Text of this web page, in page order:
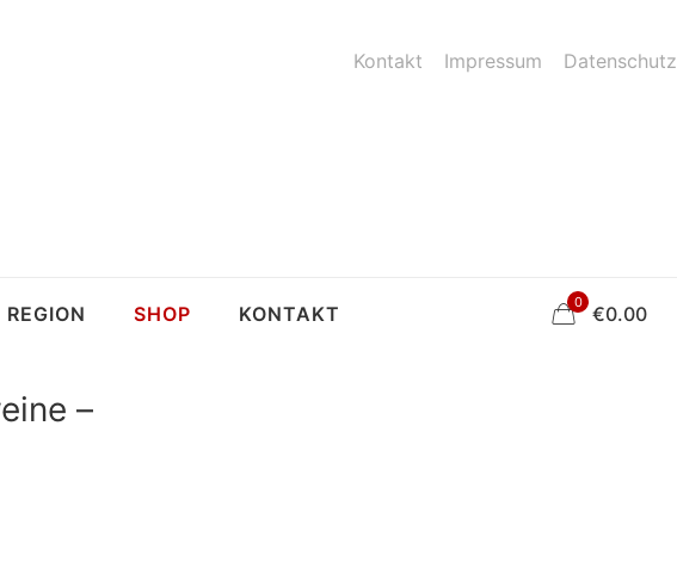
REGION SHOP KONTAKT
Kontakt Impressum Datenschutz
0 €0.00
–